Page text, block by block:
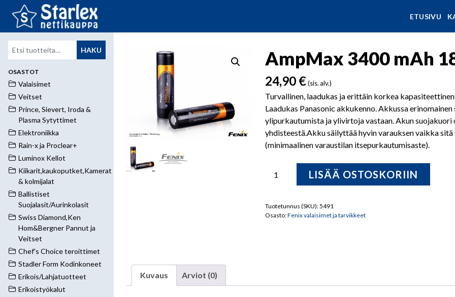
ETUSIVU
Etsi: HAKU
OSASTOT
Valaisimet
Veitset
Prince, Sievert, Iroda &
Plasma Sytyttimet
Elektroniikka
Rain-x ja Proclear+
Luminox Kellot
Kiikarit,kaukoputket,Kamerat
& kolmijalat
Ballistiset
Suojalasit/Aurinkolasit
Swiss Diamond,Ken
Hom&Bergner Pannut ja
Veitset
Chef's Choice teroittimet
Stadler Form Kodinkoneet
Erikois/Lahjatuotteet
Erikoistyökalut
AmpMax 3400 mAh
24,90 €(sis. alv.)
Turvallinen, laadukas ja erittäin korkea
Laadukas Panasonic akkukenno. Akkussa
ylipurkautumista ja ylivirtoja vastaan. Akun
yhdisteestä.Akku säilyttää hyvin varauksen vaikka
(minimaalinen varaustilan itsepurkautumisaste).
3400
18650
3,7
LISÄÄ OSTOSKORIIN
Tuotetunnus (SKU):5491
Osasto:Fenix valaisimet ja tarvikkeet
Kuvaus Arviot (0)